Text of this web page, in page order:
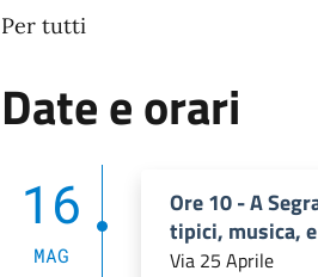
Per tutti
Date e orari
16
MAG
Ore 10 - A
tipici, musica,
Via 25 Aprile